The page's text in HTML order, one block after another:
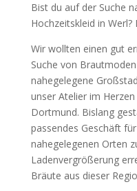
Bist du auf der Suche
Hochzeitskleid in
Wir wollten einen gut
Suche von
nahegelegene
unser Atelier im
Dortmund. Bislang
passendes Geschäft
nahegelegenen Orten
Ladenvergrößerung
Bräute aus dieser